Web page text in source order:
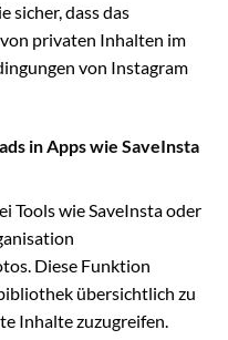
sicher, dass das
privaten Inhalten im
von Instagram
in Apps wie SaveInsta
Tools wie SaveInsta oder
Diese Funktion
übersichtlich zu
Inhalte zuzugreifen.